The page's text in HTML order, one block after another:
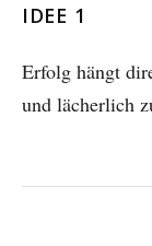
IDEE 1
Erfolg hängt
und lächerlich